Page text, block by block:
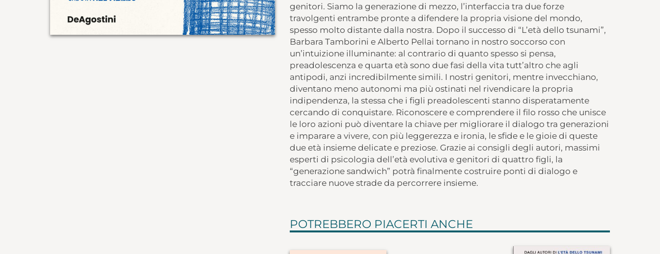
genitori. Siamo la generazione di mezzo, l’interfaccia tra due forze
travolgenti entrambe pronte a difendere la propria visione del mondo,
spesso molto distante dalla nostra. Dopo il successo di “L’età dello tsunami”,
Barbara Tamborini e Alberto Pellai tornano in nostro soccorso con
un’intuizione illuminante: al contrario di quanto spesso si pensa,
preadolescenza e quarta età sono due fasi della vita tutt’altro che agli
antipodi, anzi incredibilmente simili. I nostri genitori, mentre invecchiano,
diventano meno autonomi ma più ostinati nel rivendicare la propria
indipendenza, la stessa che i figli preadolescenti stanno disperatamente
cercando di conquistare. Riconoscere e comprendere il filo rosso che unisce
le loro azioni può diventare la chiave per migliorare il dialogo tra generazioni
e imparare a vivere, con più leggerezza e ironia, le sfide e le gioie di queste
due età insieme delicate e preziose. Grazie ai consigli degli autori, massimi
esperti di psicologia dell’età evolutiva e genitori di quattro figli, la
“generazione sandwich” potrà finalmente costruire ponti di dialogo e
tracciare nuove strade da percorrere insieme.
POTREBBERO PIACERTI ANCHE